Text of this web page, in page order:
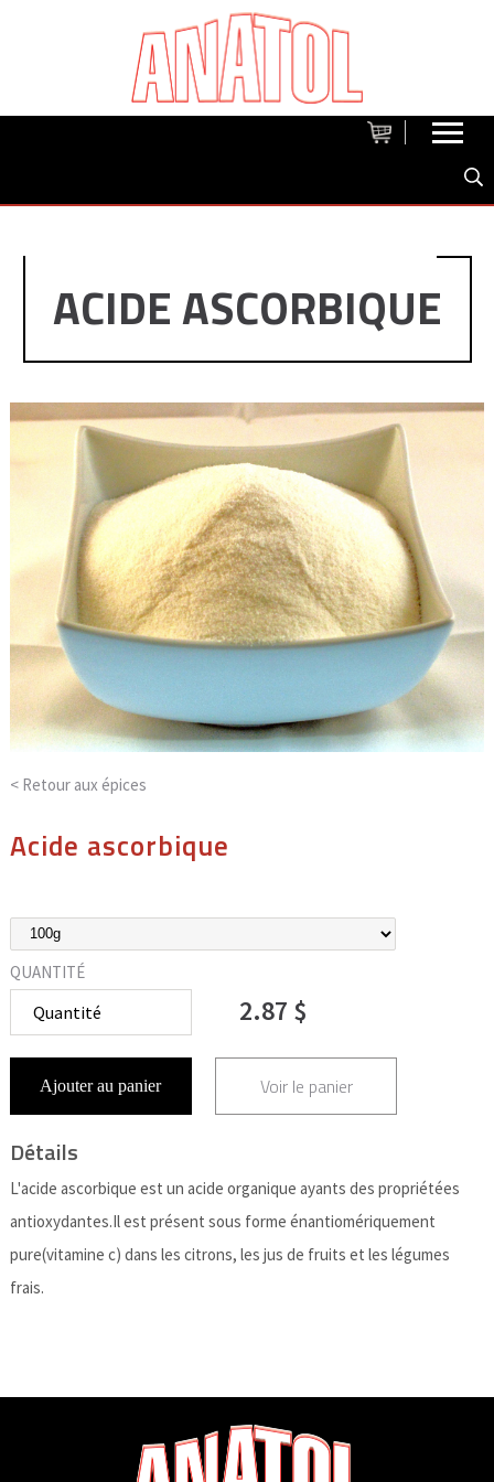
ACIDE ASCORBIQUE
< Retour aux épices
Acide ascorbique
QUANTITÉ
2.87 $
Ajouter au panier Voir le panier
Détails
L'acide ascorbique est un acide organique ayants des propriétées
antioxydantes.Il est présent sous forme énantiomériquement
pure(vitamine c) dans les citrons, les jus de fruits et les légumes
frais.